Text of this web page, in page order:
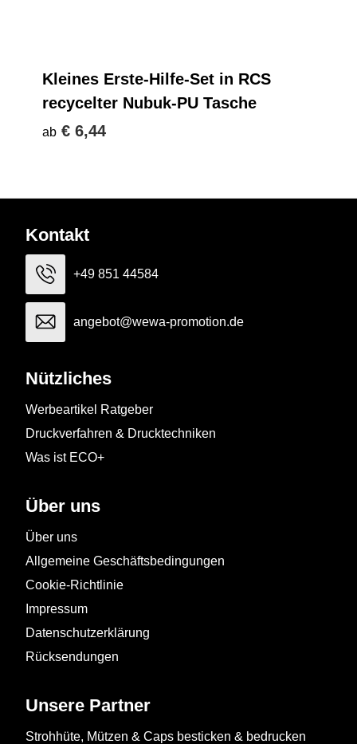
Kleines Erste-Hilfe-Set in RCS
recycelter Nubuk-PU Tasche
ab € 6,44
Kontakt
+49 851 44584
angebot@wewa-promotion.de
Nützliches
Werbeartikel Ratgeber
Druckverfahren & Drucktechniken
Was ist ECO+
Über uns
Über uns
Allgemeine Geschäftsbedingungen
Cookie-Richtlinie
Impressum
Datenschutzerklärung
Rücksendungen
Unsere Partner
Strohhüte, Mützen & Caps besticken & bedrucken